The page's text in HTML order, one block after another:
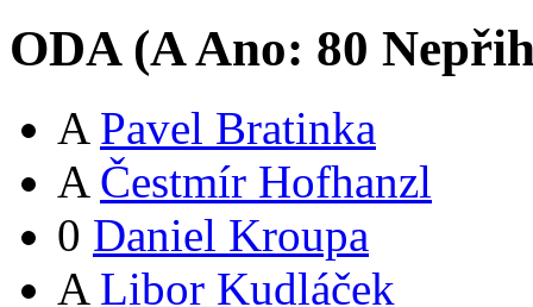
ODA (AAno: 80
A Pavel Bratinka
A Čestmír Hofhanzl
0 Daniel Kroupa
A Libor Kudláček